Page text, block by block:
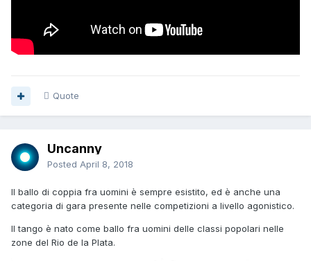
Quote
Uncanny
Posted April 8, 2018
Il ballo di coppia fra uomini è sempre esistito, ed è anche una
categoria di gara presente nelle competizioni a livello agonistico.
Il tango è nato come ballo fra uomini delle classi popolari nelle
zone del Rio de la Plata.